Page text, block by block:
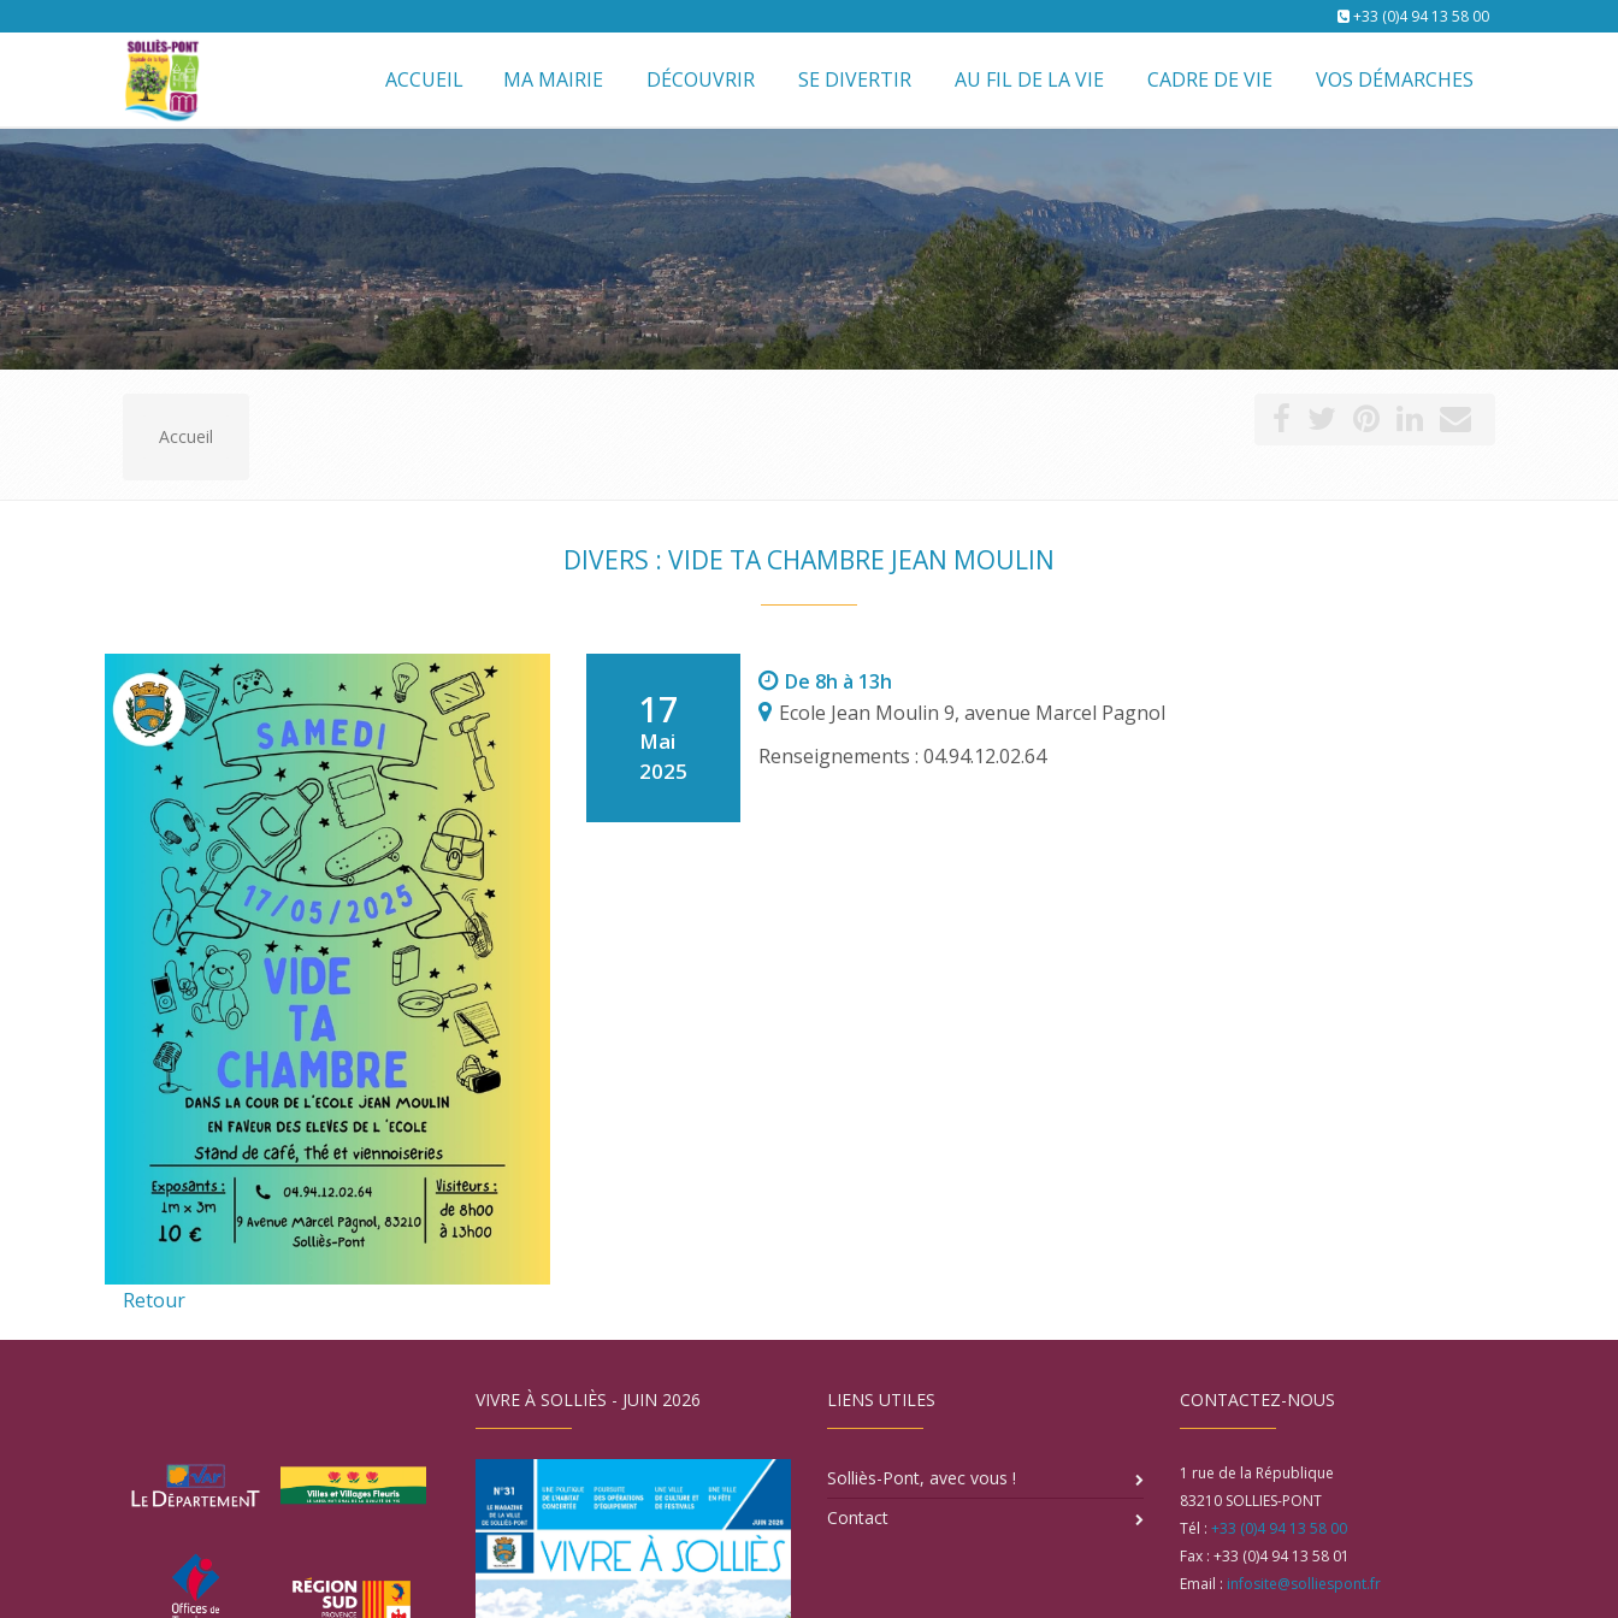
+33 (0)4 94 13 58 00
ACCUEIL MA MAIRIE DÉCOUVRIR SE DIVERTIR AU FIL DE LA VIE CADRE DE VIE VOS DÉMARCHES
Accueil
DIVERS : VIDE TA CHAMBRE JEAN MOULIN
17
Mai
2025
De 8h à 13h
Ecole Jean Moulin 9, avenue Marcel Pagnol
Renseignements : 04.94.12.02.64
Retour
VIVRE À SOLLIÈS - JUIN 2026 LIENS UTILES
Solliès-Pont, avec vous !
Contact
CONTACTEZ-NOUS
1 rue de la République
83210 SOLLIES-PONT
Tél : +33 (0)4 94 13 58 00
Fax : +33 (0)4 94 13 58 01
Email : infosite@solliespont.fr